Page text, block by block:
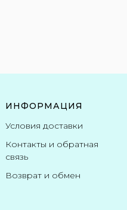
ИНФОРМАЦИЯ
Условия доставки
Контакты и обратная
связь
Возврат и обмен